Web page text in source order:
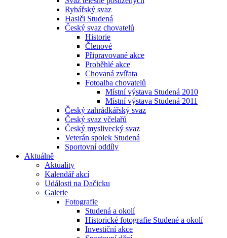
Rybářský svaz
Hasiči Studená
Český svaz chovatelů
Historie
Členové
Připravované akce
Proběhlé akce
Chovaná zvířata
Fotoalba chovatelů
Místní výstava Studená 2010
Místní výstava Studená 2011
Český zahrádkářský svaz
Český svaz včelařů
Český myslivecký svaz
Veterán spolek Studená
Sportovní oddíly
Aktuálně
Aktuality
Kalendář akcí
Události na Dačicku
Galerie
Fotografie
Studená a okolí
Historické fotografie Studené a okolí
Investiční akce